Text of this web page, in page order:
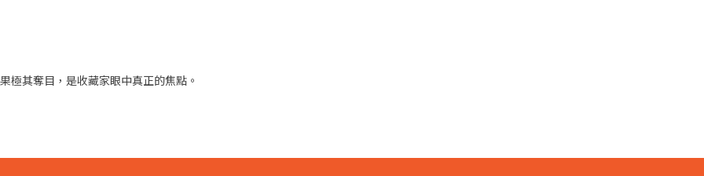
極其奪目，是收藏家眼中真正的焦點。